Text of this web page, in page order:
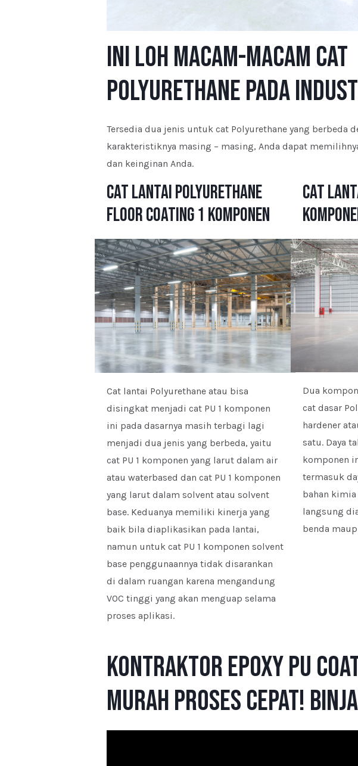
Ini Loh Macam-macam Cat
Polyurethane pada
Tersedia dua jenis untuk cat Polyurethane yang berbeda
karakteristiknya masing – masing, Anda dapat
dan keinginan Anda.
Cat Lantai Polyurethane
Floor Coating 1 Komponen
Cat lantai Polyurethane atau bisa
disingkat menjadi cat PU 1 komponen
ini pada dasarnya masih terbagi lagi
menjadi dua jenis yang berbeda, yaitu
cat PU 1 komponen yang larut dalam air
atau waterbased dan cat PU 1 komponen
yang larut dalam solvent atau solvent
base. Keduanya memiliki kinerja yang
baik bila diaplikasikan pada lantai,
namun untuk cat PU 1 komponen solvent
base penggunaannya tidak disarankan
di dalam ruangan karena mengandung
VOC tinggi yang akan menguap selama
proses aplikasi.
Cat
Dua
cat dasar
hardener
satu. Daya
komponen
termasuk
bahan kimia
langsung
benda
Kontraktor Epoxy PU
Murah Proses Cepat!